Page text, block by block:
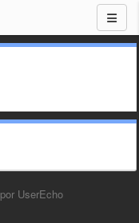
por UserEcho